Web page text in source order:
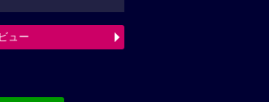
ュー